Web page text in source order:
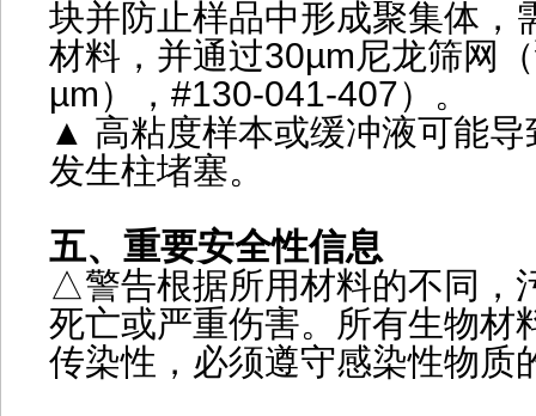
块并防止样品中形成聚集体，
材料，并通过30µm尼龙筛网
µm），#130-041-407）。
▲ 高粘度样本或缓冲液可能
发生柱堵塞。
五、重要安全性信息
△警告根据所用材料的不同，
死亡或严重伤害。所有生物材
传染性，必须遵守感染性物质